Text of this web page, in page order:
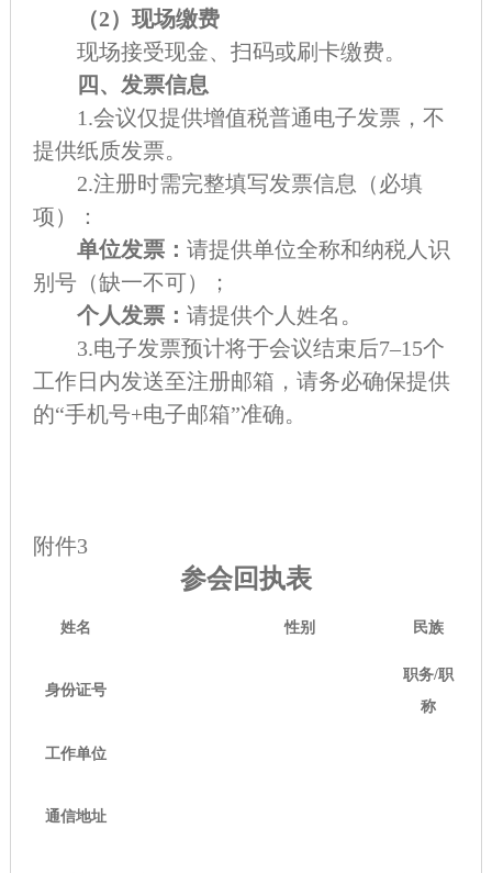
（2）现场缴费
现场接受现金、扫码或刷卡缴费。
四、发票信息
1.会议仅提供增值税普通电子发票，不
提供纸质发票。
2.注册时需完整填写发票信息（必填
项）：
单位发票： 请提供单位全称和纳税人识
别号（缺一不可）；
个人发票： 请提供个人姓名。
3.电子发票预计将于会议结束后7–15个
工作日内发送至注册邮箱，请务必确保提供
的“手机号+电子邮箱”准确。
附件3
参会回执表
姓名 性别 民族
身份证号
职务/职
称
工作单位
通信地址